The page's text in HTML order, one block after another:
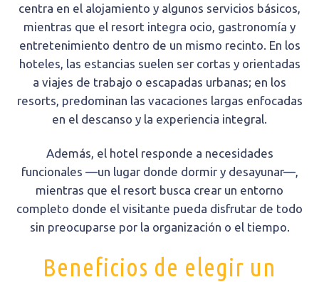
centra en el alojamiento y algunos servicios básicos,
mientras que el resort integra ocio, gastronomía y
entretenimiento dentro de un mismo recinto. En los
hoteles, las estancias suelen ser cortas y orientadas
a viajes de trabajo o escapadas urbanas; en los
resorts, predominan las vacaciones largas enfocadas
en el descanso y la experiencia integral.
Además, el hotel responde a necesidades
funcionales —un lugar donde dormir y desayunar—,
mientras que el resort busca crear un entorno
completo donde el visitante pueda disfrutar de todo
sin preocuparse por la organización o el tiempo.
Beneficios de elegir un